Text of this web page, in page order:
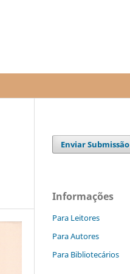
Enviar Submissão
Informações
Para Leitores
Para Autores
Para Bibliotecários